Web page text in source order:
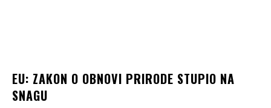
EU: ZAKON O OBNOVI PRIRODE STUPIO NA
SNAGU